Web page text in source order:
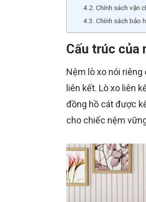
Chính sách vận
Chính sách bảo
Cấu trúc của
Nệm lò xo nói riêng
liên kết. Lò xo liên
đồng hồ cát được
cho chiếc nệm